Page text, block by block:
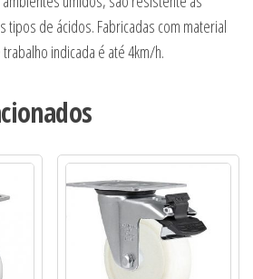
tipos de ácidos. Fabricadas com material
indicada é até 4km/h.